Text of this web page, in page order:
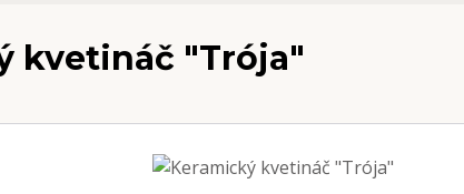
kvetináč "Trója"